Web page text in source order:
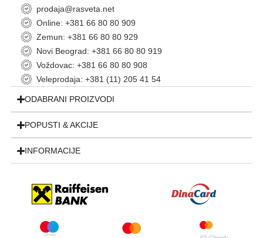
prodaja@rasveta.net
Online: +381 66 80 80 909
Zemun: +381 66 80 80 929
Novi Beograd: +381 66 80 80 919
Voždovac: +381 66 80 80 908
Veleprodaja: +381 (11) 205 41 54
ODABRANI PROIZVODI
POPUSTI & AKCIJE
INFORMACIJE